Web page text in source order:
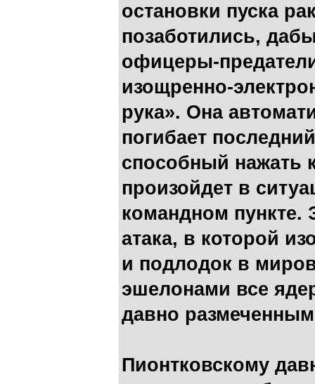
остановки пуска
позаботились,
офицеры-
изощренно-
рука». Она
погибает
способный нажать
произойдет в
командном пункте.
атака, в которой
и подлодок в
эшелонами все
давно
Пионтковскому